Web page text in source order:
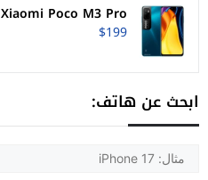
Xiaomi Poco M3 Pro
$199
ابحث عن هاتف: